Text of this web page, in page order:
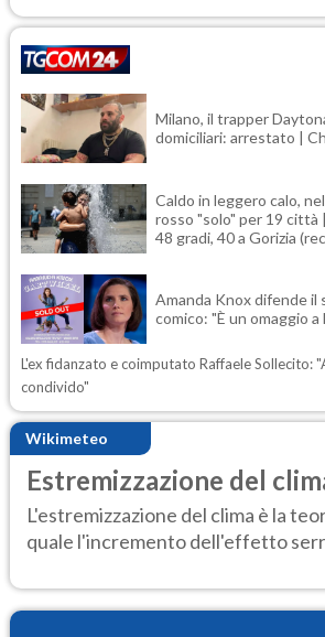
Milano, il trapper
domiciliari: arrestato |
Caldo in leggero calo,
rosso "solo" per 19 città
48 gradi, 40 a Gorizia
Amanda Knox difende il
comico: "È un omaggio
L'ex fidanzato e coimputato Raffaele Sollecito:
condivido"
Wikimeteo
Estremizzazione del
L'estremizzazione del clima è la
quale l'incremento dell'effetto